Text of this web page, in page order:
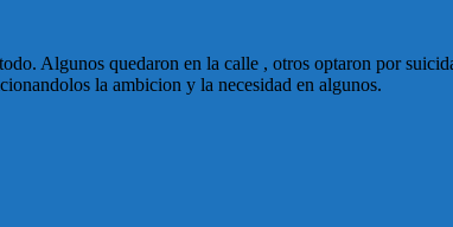
Algunos quedaron en la calle , otros optaron por
la ambicion y la necesidad en algunos.